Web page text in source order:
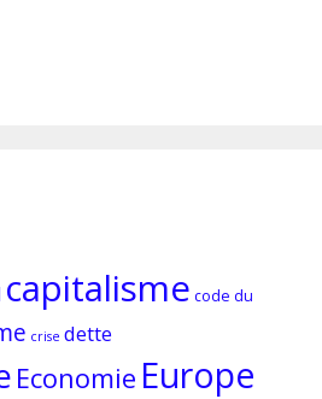
capitalisme code du
crise dette
Economie Europe